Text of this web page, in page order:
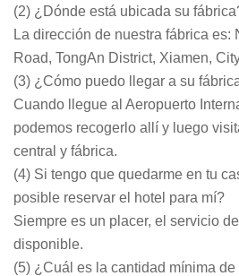
(2) ¿Dónde está ubicada su
La dirección de nuestra fábrica es:
Road, TongAn District, Xiamen,
(3) ¿Cómo puedo llegar a su
Cuando llegue al Aeropuerto
podemos recogerlo allí y luego
central y fábrica.
(4) Si tengo que quedarme en tu
posible reservar el hotel para mí?
Siempre es un placer, el servicio
disponible.
(5) ¿Cuál es la cantidad mínima